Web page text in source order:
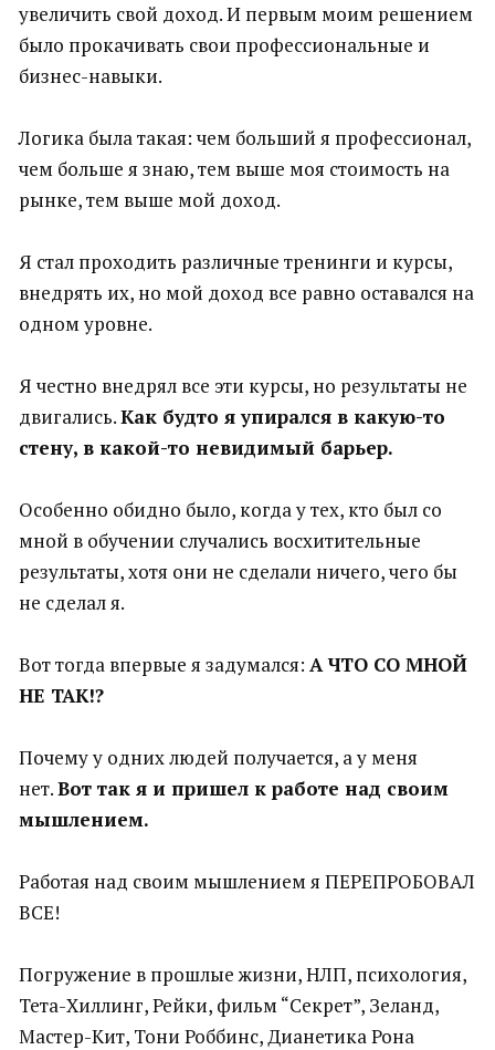
увеличить свой доход. И первым моим решением
было прокачивать свои профессиональные и
бизнес-навыки.
Логика была такая: чем больший я профессионал,
чем больше я знаю, тем выше моя стоимость на
рынке, тем выше мой доход.
Я стал проходить различные тренинги и курсы,
внедрять их, но мой доход все равно оставался на
одном уровне.
Я честно внедрял все эти курсы, но результаты не
двигались.Как будто я упирался в какую-то
стену, в какой-то невидимый барьер.
Особенно обидно было, когда у тех, кто был со
мной в обучении случались восхитительные
результаты, хотя они не сделали ничего, чего бы
не сделал я.
Вот тогда впервые я задумался: А ЧТО СО МНОЙ
НЕ ТАК!?
Почему у одних людей получается, а у меня
нет.Вот так я и пришел к работе над своим
мышлением.
Работая над своим мышлением я ПЕРЕПРОБОВАЛ
ВСЕ!
Погружение в прошлые жизни, НЛП, психология,
Тета-Хиллинг, Рейки, фильм “Секрет”, Зеланд,
Мастер-Кит, Тони Роббинс, Дианетика Рона